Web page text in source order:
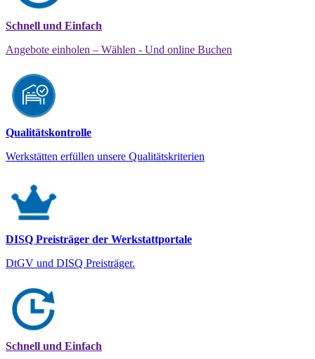
Schnell und Einfach
Angebote einholen – Wählen - Und online Buchen
Qualitätskontrolle
Werkstätten erfüllen unsere Qualitätskriterien
DISQ Preisträger der Werkstattportale
DtGV und DISQ Preisträger.
Schnell und Einfach